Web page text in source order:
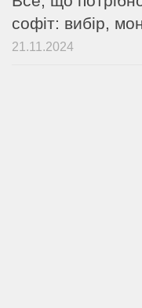
софіт: вибір,
21.11.2024